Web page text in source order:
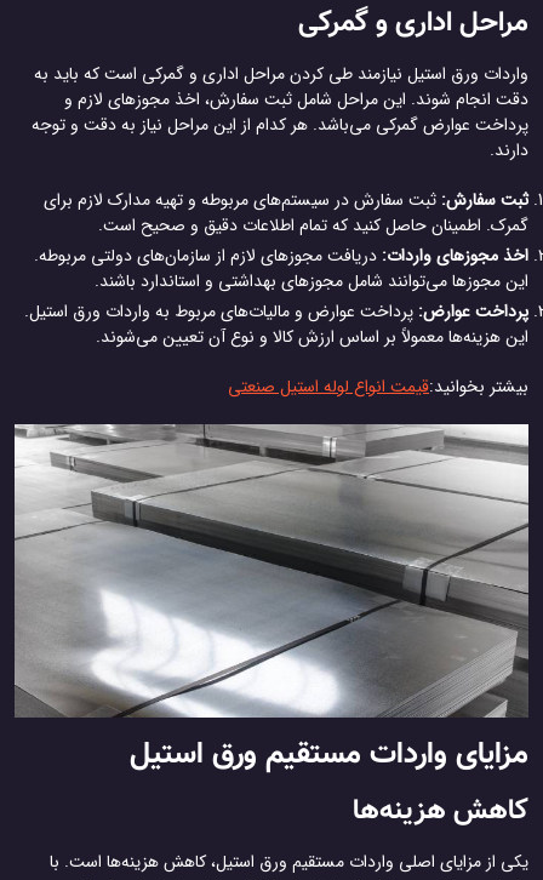
مراحل اداری و گمرکی
واردات ورق استیل نیازمند طی کردن مراحل اداری و گمرکی است که باید به
دقت انجام شوند. این مراحل شامل ثبت سفارش، اخذ مجوزهای لازم و
پرداخت عوارض گمرکی می‌باشد. هر کدام از این مراحل نیاز به دقت و توجه
دارند.
ثبت سفارش: ثبت سفارش در سیستم‌های مربوطه و تهیه مدارک لازم برای
گمرک. اطمینان حاصل کنید که تمام اطلاعات دقیق و صحیح است.
اخذ مجوزهای واردات: دریافت مجوزهای لازم از سازمان‌های دولتی مربوطه.
این مجوزها می‌توانند شامل مجوزهای بهداشتی و استاندارد باشند.
پرداخت عوارض: پرداخت عوارض و مالیات‌های مربوط به واردات ورق استیل.
این هزینه‌ها معمولاً بر اساس ارزش کالا و نوع آن تعیین می‌شوند.
بیشتر بخوانید:قیمت انواع لوله استیل صنعتی
مزایای واردات مستقیم ورق استیل
کاهش هزینه‌ها
یکی از مزایای اصلی واردات مستقیم ورق استیل، کاهش هزینه‌ها است. با